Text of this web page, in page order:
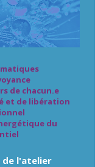
de chacun.e
et de libération
du
de l'atelier